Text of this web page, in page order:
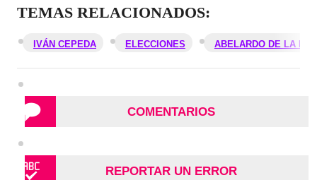
TEMAS RELACIONADOS:
IVÁN CEPEDA ELECCIONES ABELARDO DE LA
COMENTARIOS
REPORTAR UN ERROR